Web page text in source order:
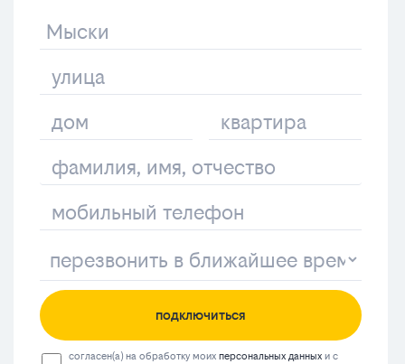
подключиться
согласен(а) на обработку моихперсональных данных и с